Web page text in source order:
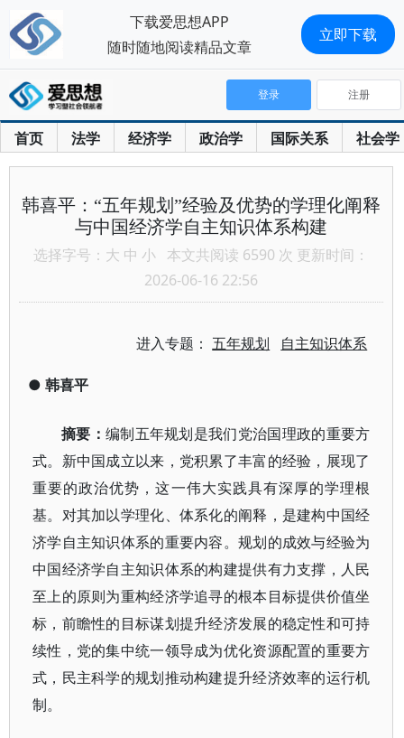
首页 法学 经济学 政治学 国际关系 社会学
登录 注册
韩喜平：“五年规划”经验及优势的学理化阐释
与中国经济学自主知识体系构建
选择字号： 大 中 小 本文共阅读 6590 次 更新时间：
2026-06-16 22:56
进入专题：五年规划 自主知识体系
● 韩喜平
摘要 ： 编制五年规划是我们党治国理政的重要方
式。新中国成立以来，党积累了丰富的经验，展现了
重要的政治优势，这一伟大实践具有深厚的学理根
基。对其加以学理化、体系化的阐释，是建构中国经
济学自主知识体系的重要内容。规划的成效与经验为
中国经济学自主知识体系的构建提供有力支撑，人民
至上的原则为重构经济学追寻的根本目标提供价值坐
标，前瞻性的目标谋划提升经济发展的稳定性和可持
续性，党的集中统一领导成为优化资源配置的重要方
式，民主科学的规划推动构建提升经济效率的运行机
制。
下载爱思想APP
随时随地阅读精品文章
立即下载